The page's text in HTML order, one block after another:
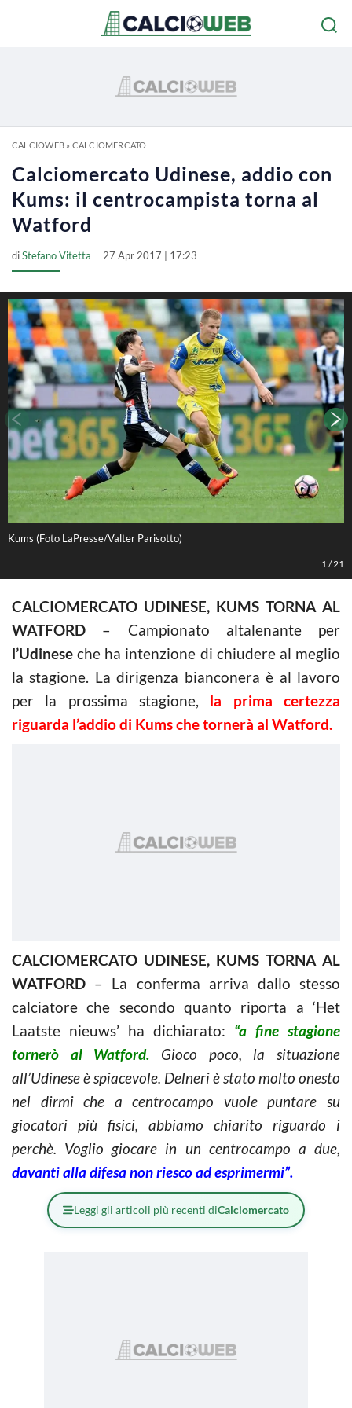
CALCIOWEB» CALCIOMERCATO
Calciomercato Udinese, addio con
Kums: il centrocampista torna al
Watford
diStefano Vitetta 27 Apr 2017 | 17:23
Kums (Foto LaPresse/Valter Parisotto)
1 /21
CALCIOMERCATO UDINESE, KUMS TORNA AL
WATFORD – Campionato altalenante per
l’Udinese che ha intenzione di chiudere al meglio
la stagione. La dirigenza bianconera è al lavoro
per la prossima stagione, la prima certezza
riguarda l’addio di Kums che tornerà al Watford.
CALCIOMERCATO UDINESE, KUMS TORNA AL
WATFORD – La conferma arriva dallo stesso
calciatore che secondo quanto riporta a ‘Het
Laatste nieuws’ ha dichiarato: “a fine stagione
tornerò al Watford. Gioco poco, la situazione
all’Udinese è spiacevole. Delneri è stato molto onesto
nel dirmi che a centrocampo vuole puntare su
giocatori più fisici, abbiamo chiarito riguardo i
perchè. Voglio giocare in un centrocampo a due,
davanti alla difesa non riesco ad esprimermi”.
Leggi gli articoli più recenti diCalciomercato